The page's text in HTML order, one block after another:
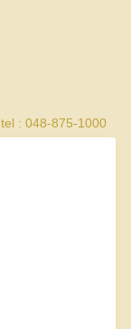
tel : 048-875-1000